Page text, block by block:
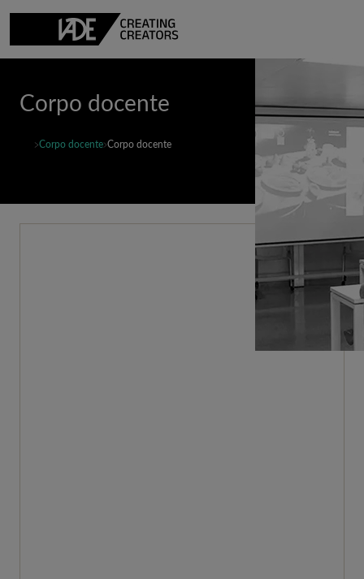
Corpo docente
Corpo docente Corpo docente